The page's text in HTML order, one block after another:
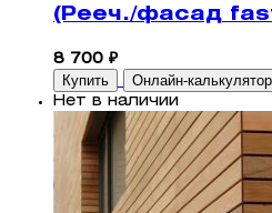
(Рееч./фасад
8 700 ₽
Купить Онлайн-калькулятор
Нет в наличии